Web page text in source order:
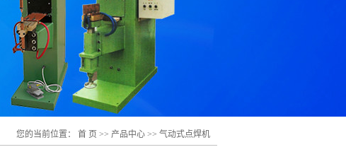
您的当前位置： 首 页 >> 产品中心 >> 气动式点焊机